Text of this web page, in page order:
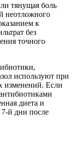
тянущая боль
неотложного
к
без
точного
используют при
изменений. Если
диета и
й дни после